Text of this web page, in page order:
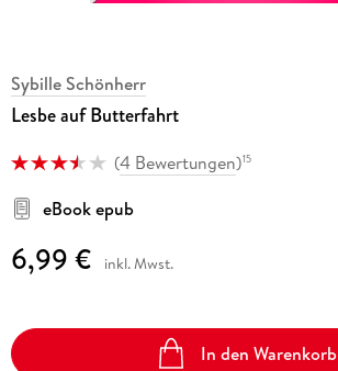
Sybille Schönherr
Lesbe auf Butterfahrt
(4 Bewertungen)15
eBook epub
6,99 € inkl. Mwst.
In den Warenkorb